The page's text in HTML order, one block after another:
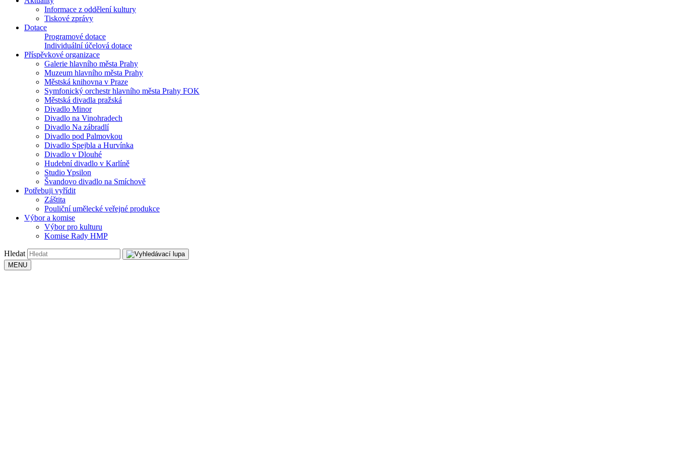
Informace z oddělení kultury
Tiskové zprávy
Dotace
Programové dotace
Individuální účelová dotace
Příspěvkové organizace
Galerie hlavního města Prahy
Muzeum hlavního města Prahy
Městská knihovna v Praze
Symfonický orchestr hlavního města Prahy FOK
Městská divadla pražská
Divadlo Minor
Divadlo na Vinohradech
Divadlo Na zábradlí
Divadlo pod Palmovkou
Divadlo Spejbla a Hurvínka
Divadlo v Dlouhé
Hudební divadlo v Karlíně
Studio Ypsilon
Švandovo divadlo na Smíchově
Potřebuji vyřídit
Záštita
Pouliční umělecké veřejné produkce
Výbor a komise
Výbor pro kulturu
Komise Rady HMP
Hledat
MENU